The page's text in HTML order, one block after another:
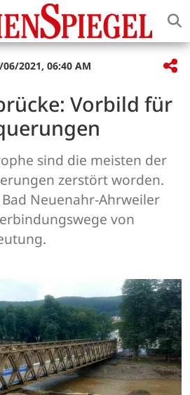
2021, 06:40 AM
Vorbild für
sind die meisten der
zerstört worden.
Neuenahr-Ahrweiler
von